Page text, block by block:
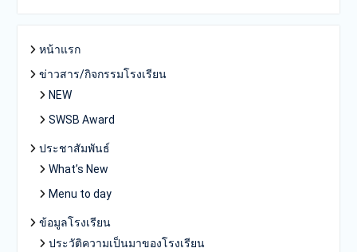
หน้าแรก
ข่าวสาร/กิจกรรมโรงเรียน
NEW
SWSB Award
ประชาสัมพันธ์
What’s New
Menu to day
ข้อมูลโรงเรียน
ประวัติความเป็นมาของโรงเรียน